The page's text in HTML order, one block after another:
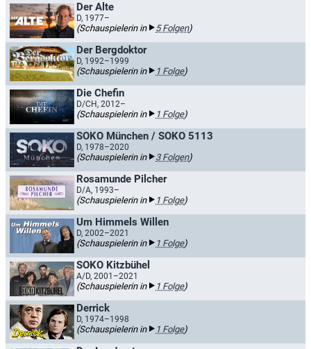
Der Alte
D, 1977–
(Schauspielerin in 5 Folgen)
Der Bergdoktor
D, 1992–1999
(Schauspielerin in 1 Folge)
Die Chefin
D/CH, 2012–
(Schauspielerin in 1 Folge)
SOKO München / SOKO 5113
D, 1978–2020
(Schauspielerin in 3 Folgen)
Rosamunde Pilcher
D/A, 1993–
(Schauspielerin in 1 Folge)
Um Himmels Willen
D, 2002–2021
(Schauspielerin in 1 Folge)
SOKO Kitzbühel
A/D, 2001–2021
(Schauspielerin in 1 Folge)
Derrick
D, 1974–1998
(Schauspielerin in 1 Folge)